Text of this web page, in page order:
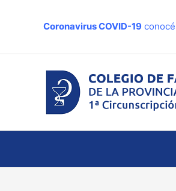
Coronavirus COVID-19